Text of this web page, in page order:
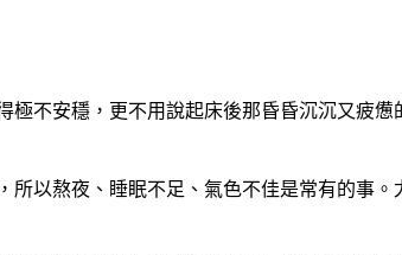
不安穩，更不用說起床後那昏昏沉沉又疲
以熬夜、睡眠不足、氣色不佳是常有的事